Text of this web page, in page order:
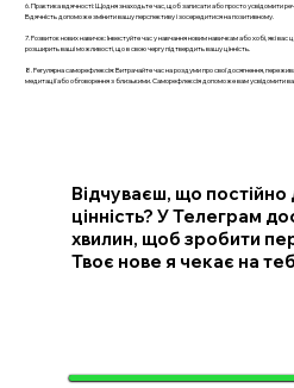
6. Практика вдячності: Щодня знаходьте час, щоб записати або просто усвідомити
Вдячність допоможе змінити вашу перспективу і зосередитися на позитивному.
7. Розвиток нових навичок: Інвестуйте час у навчання новим навичкам або хобі, які вас
розширить ваші можливості, що в свою чергу підтвердить вашу цінність.
8. Регулярна саморефлексія: Витрачайте час на роздуми про свої досягнення,
медитації або обговорення з близькими. Саморефлексія допоможе вам усвідомити
Відчуваєш, що
цінність? У Телеграм
хвилин, щоб зробити
Твоє нове я чекає на